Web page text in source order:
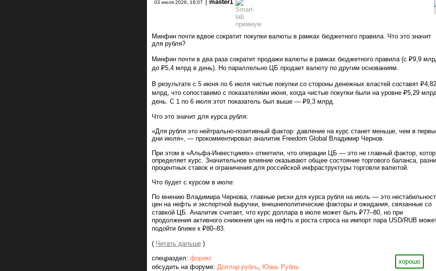
03 июля 2026, 16:07 master1
Минфин почти вдвое сократит покупки валюты в рамках бюджетного правила. Что это значит
для рубля?
Минфин почти в два раза сократит продажи валюты в рамках бюджетного правила (с ₽9,9
до ₽5,4 млрд в день). Но параллельно ЦБ продает валюту по другим основаниям.
В результате с 5 июня по 6 июля чистые покупки со стороны денежных властей составят ₽4,82
млрд, что сопоставимо с показателями июня, когда чистые покупки были на уровне ₽5,29
день. С 1 по 6 июля этот показатель был выше — ₽9,3 млрд.
Что это значит для курса рубля:
«Для рубля это нейтрально-позитивный фактор: давление на курс станет меньше, чем в
дни июля», — прокомментировал аналитик Freedom Global Владимир Чернов.
При этом в «Альфа-Инвестцииях» отметили, что операции ЦБ — это не главный фактор,
определяет курс. Значительное влияние оказывают общее состояние торгового баланса,
процентных ставок и ограничения для российской инфраструктуры торговли валютой.
Что будет с курсом в июле:
По мнению Владимира Чернова, главные риски для курса рубля на июль — это
цен на нефть и экспортной выручки, внешнеполитические факторы и ожидания, связанные со
ставкой ЦБ. Аналитик считает, что курс доллара в июле может быть ₽77–80, но при
продолжения активного снижения цен на нефть и роста спроса на импорт пара USD/RUB
подойти ближе к ₽80–83.
( Читать дальше )
хорошо
спецраздел: форекс
обсудить на форуме: Доллар рубль Юань Рубль